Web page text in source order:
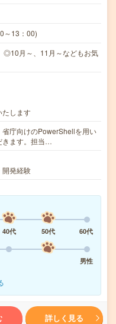
～13：00)
月～、11月～などもお気
たします
省庁向けのPowerShellを用い
きます。担当…
開発経験
40代 50代
60代
男性
詳しく見る